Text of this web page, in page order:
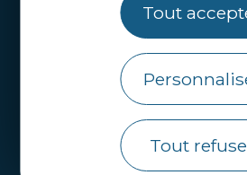
Tout
Tout
Webcams
Brochures
Infos
Côtes d’Armor
Agence de